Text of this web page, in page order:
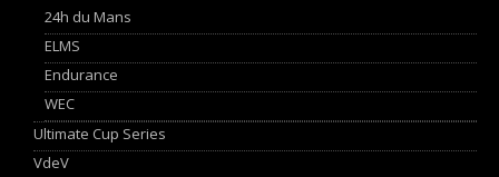
24h du Mans
ELMS
Endurance
WEC
Ultimate Cup Series
VdeV